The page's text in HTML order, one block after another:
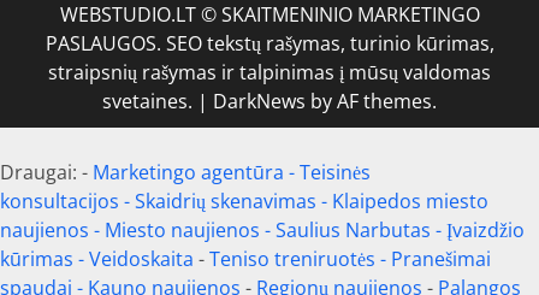
WEBSTUDIO.LT © SKAITMENINIO MARKETINGO
PASLAUGOS. SEO tekstų rašymas, turinio kūrimas,
straipsnių rašymas ir talpinimas į mūsų valdomas
svetaines. | DarkNews by AF themes.
Draugai: - Marketingo agentūra -Teisinės
konsultacijos -Skaidrių skenavimas - Klaipedos miesto
naujienos - Miesto naujienos -Saulius Narbutas -Įvaizdžio
kūrimas -Veidoskaita -Teniso treniruotės - Pranešimai
spaudai - Kauno naujienos - Regionų naujienos - Palangos